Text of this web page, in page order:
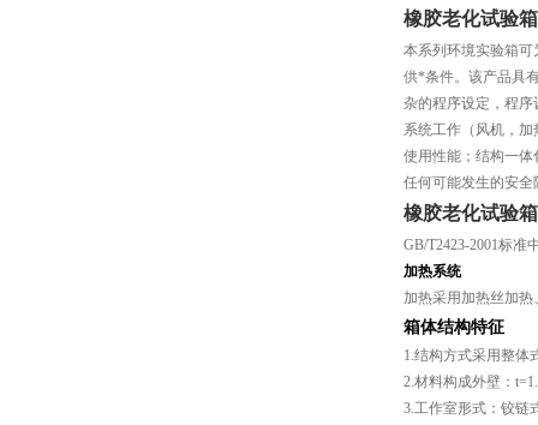
橡胶老化试验
本系列环境实验箱
供*条件。该产品具
杂的程序设定，程
系统工作（风机，
使用性能；结构一
任何可能发生的安
橡胶老化试验
GB/T2423-2001标准
加热系统
加热采用加热丝加
箱体结构特征
1.结构方式采用整体
2.材料构成外壁：
3.工作室形式：铰链